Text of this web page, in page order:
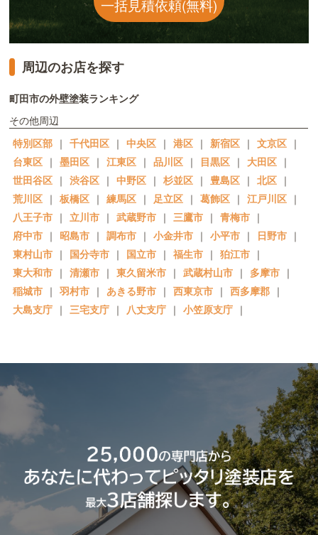
一括見積依頼(無料)
周辺のお店を探す
町田市の外壁塗装ランキング
その他周辺
特別区部 ｜ 千代田区 ｜ 中央区 ｜ 港区 ｜ 新宿区 ｜ 文京区 ｜
台東区 ｜ 墨田区 ｜ 江東区 ｜ 品川区 ｜ 目黒区 ｜ 大田区 ｜
世田谷区 ｜ 渋谷区 ｜ 中野区 ｜ 杉並区 ｜ 豊島区 ｜ 北区 ｜
荒川区 ｜ 板橋区 ｜ 練馬区 ｜ 足立区 ｜ 葛飾区 ｜ 江戸川区 ｜
八王子市 ｜ 立川市 ｜ 武蔵野市 ｜ 三鷹市 ｜ 青梅市 ｜
府中市 ｜ 昭島市 ｜ 調布市 ｜ 小金井市 ｜ 小平市 ｜ 日野市 ｜
東村山市 ｜ 国分寺市 ｜ 国立市 ｜ 福生市 ｜ 狛江市 ｜
東大和市 ｜ 清瀬市 ｜ 東久留米市 ｜ 武蔵村山市 ｜ 多摩市 ｜
稲城市 ｜ 羽村市 ｜ あきる野市 ｜ 西東京市 ｜ 西多摩郡 ｜
大島支庁 ｜ 三宅支庁 ｜ 八丈支庁 ｜ 小笠原支庁 ｜